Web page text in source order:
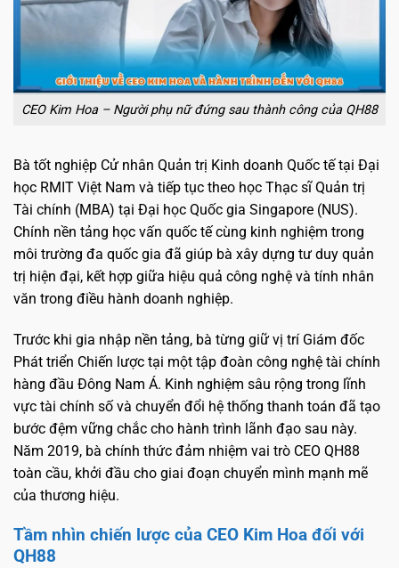
CEO Kim Hoa – Người phụ nữ đứng sau thành công của QH88
Bà tốt nghiệp Cử nhân Quản trị Kinh doanh Quốc tế tại Đại
học RMIT Việt Nam và tiếp tục theo học Thạc sĩ Quản trị
Tài chính (MBA) tại Đại học Quốc gia Singapore (NUS).
Chính nền tảng học vấn quốc tế cùng kinh nghiệm trong
môi trường đa quốc gia đã giúp bà xây dựng tư duy quản
trị hiện đại, kết hợp giữa hiệu quả công nghệ và tính nhân
văn trong điều hành doanh nghiệp.
Trước khi gia nhập nền tảng, bà từng giữ vị trí Giám đốc
Phát triển Chiến lược tại một tập đoàn công nghệ tài chính
hàng đầu Đông Nam Á. Kinh nghiệm sâu rộng trong lĩnh
vực tài chính số và chuyển đổi hệ thống thanh toán đã tạo
bước đệm vững chắc cho hành trình lãnh đạo sau này.
Năm 2019, bà chính thức đảm nhiệm vai trò CEO QH88
toàn cầu, khởi đầu cho giai đoạn chuyển mình mạnh mẽ
của thương hiệu.
Tầm nhìn chiến lược của CEO Kim Hoa đối với
QH88